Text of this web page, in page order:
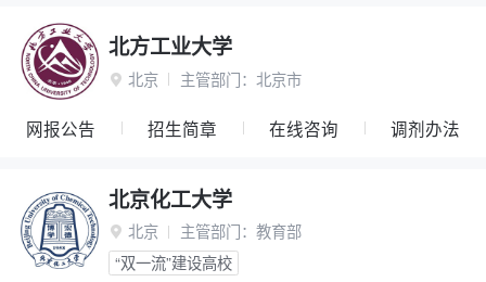
北方工业大学
 北京 主管部门： 北京市
网报公告 招生简章 在线咨询 调剂办法
北京化工大学
 北京 主管部门： 教育部
“双一流”建设高校